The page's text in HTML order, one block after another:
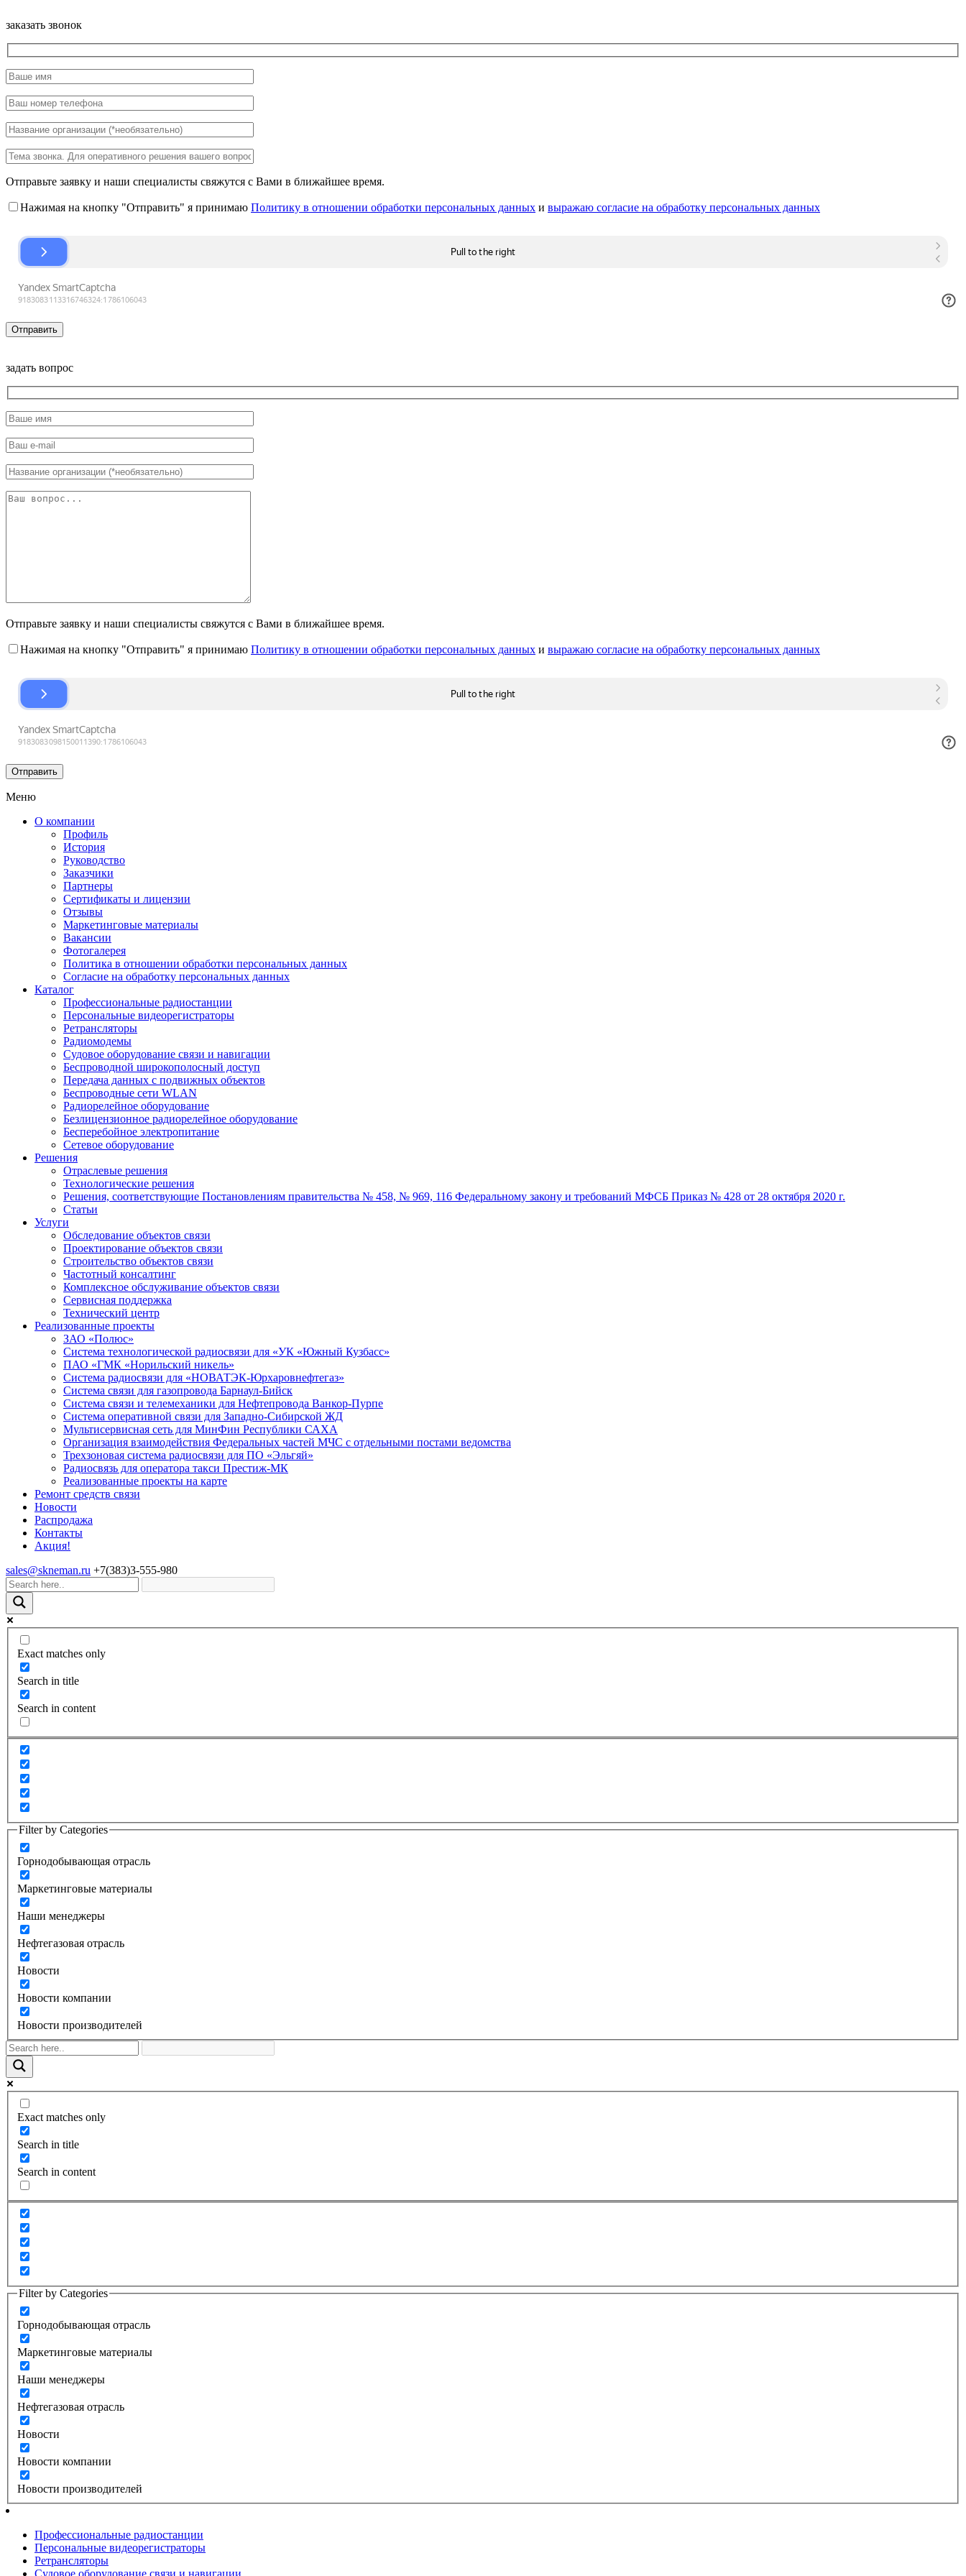
заказать звонок
Отправьте заявку и наши специалисты свяжутся с Вами в ближайшее время.
Нажимая на кнопку "Отправить" я принимаю Политику в отношении обработки персональных данных и выражаю согласие на обработку персональных данных
задать вопрос
Отправьте заявку и наши специалисты свяжутся с Вами в ближайшее время.
Нажимая на кнопку "Отправить" я принимаю Политику в отношении обработки персональных данных и выражаю согласие на обработку персональных данных
Меню
О компании
Профиль
История
Руководство
Заказчики
Партнеры
Сертификаты и лицензии
Отзывы
Маркетинговые материалы
Вакансии
Фотогалерея
Политика в отношении обработки персональных данных
Согласие на обработку персональных данных
Каталог
Профессиональные радиостанции
Персональные видеорегистраторы
Ретрансляторы
Радиомодемы
Судовое оборудование связи и навигации
Беспроводной широкополосный доступ
Передача данных с подвижных объектов
Беспроводные сети WLAN
Радиорелейное оборудование
Безлицензионное радиорелейное оборудование
Бесперебойное электропитание
Сетевое оборудование
Решения
Отраслевые решения
Технологические решения
Решения, соответствующие Постановлениям правительства № 458, № 969, 116 Федеральному закону и требований МФСБ Приказ № 428 от 28 октября 2020 г.
Статьи
Услуги
Обследование объектов связи
Проектирование объектов связи
Строительство объектов связи
Частотный консалтинг
Комплексное обслуживание объектов связи
Сервисная поддержка
Технический центр
Реализованные проекты
ЗАО «Полюс»
Система технологической радиосвязи для «УК «Южный Кузбасс»
ПАО «ГМК «Норильский никель»
Система радиосвязи для «НОВАТЭК-Юрхаровнефтегаз»
Система связи для газопровода Барнаул-Бийск
Система связи и телемеханики для Нефтепровода Ванкор-Пурпе
Система оперативной связи для Западно-Сибирской ЖД
Мультисервисная сеть для МинФин Республики САХА
Организация взаимодействия Федеральных частей МЧС с отдельными постами ведомства
Трехзоновая система радиосвязи для ПО «Эльгяй»
Радиосвязь для оператора такси Престиж-МК
Реализованные проекты на карте
Ремонт средств связи
Новости
Распродажа
Контакты
Акция!
sales@skneman.ru +7(383)3-555-980
Exact matches only
Search in title
Search in content
Filter by Categories
Горнодобывающая отрасль
Маркетинговые материалы
Наши менеджеры
Нефтегазовая отрасль
Новости
Новости компании
Новости производителей
Exact matches only
Search in title
Search in content
Filter by Categories
Горнодобывающая отрасль
Маркетинговые материалы
Наши менеджеры
Нефтегазовая отрасль
Новости
Новости компании
Новости производителей
Профессиональные радиостанции
Персональные видеорегистраторы
Ретрансляторы
Судовое оборудование связи и навигации